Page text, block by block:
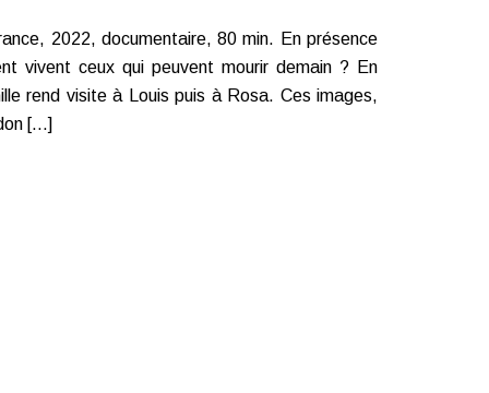
2022, documentaire, 80 min. En présence
vivent ceux qui peuvent mourir demain ? En
rend visite à Louis puis à Rosa. Ces images,
[…]